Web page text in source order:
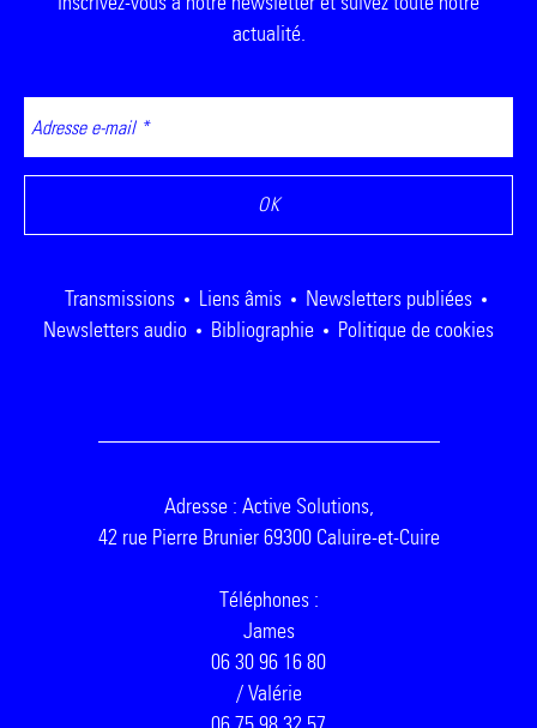
actualité.
Transmissions Liens âmis
Newsletters publiées
Newsletters audio
Bibliographie Politique de cookies
Adresse : Active Solutions,
42 rue Pierre Brunier 69300 Caluire-et-Cuire
Téléphones :
James
06 30 96 16 80
/ Valérie